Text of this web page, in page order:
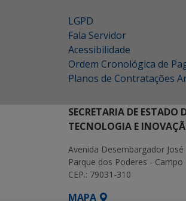
LGPD
Fala Servidor
Acessibilidade
Ordem Cronológica de
Planos de Contratações
SECRETARIA DE
TECNOLOGIA E
Avenida Desembargador
Parque dos Poderes -
CEP.: 79031-310
MAPA